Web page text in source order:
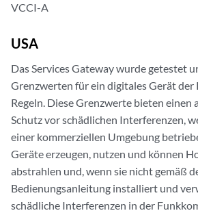
VCCI-A
USA
Das Services Gateway wurde getestet
Grenzwerten für ein digitales Gerät der
Regeln. Diese Grenzwerte bieten einen
Schutz vor schädlichen Interferenzen,
einer kommerziellen Umgebung
Geräte erzeugen, nutzen und können
abstrahlen und, wenn sie nicht gemäß
Bedienungsanleitung installiert und
schädliche Interferenzen in der